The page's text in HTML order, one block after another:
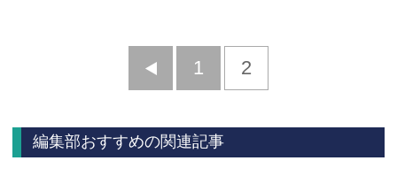
前
1 2
編集部おすすめの関連記事